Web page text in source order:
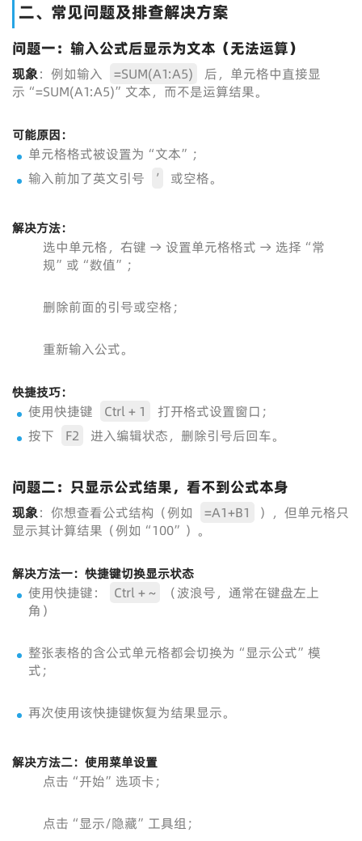
二、常见问题及排查解决方案
问题一：输入公式后显示为文本（无法运算）
现象：例如输入 =SUM(A1:A5)
后，单元格中直接显
示“=SUM(A1:A5)”文本，而不是运算结果。
可能原因：
单元格格式被设置为“文本”；
输入前加了英文引号
’ 或空格。
解决方法：
选中单元格，右键 → 设置单元格格式 → 选择“常
规”或“数值”；
删除前面的引号或空格；
重新输入公式。
快捷技巧：
使用快捷键 Ctrl + 1
打开格式设置窗口；
按下
F2 进入编辑状态，删除引号后回车。
问题二：只显示公式结果，看不到公式本身
现象：你想查看公式结构（例如 =A1+B1
），但单元格只
显示其计算结果（例如“100”）。
解决方法一：快捷键切换显示状态
使用快捷键： Ctrl + ~
（波浪号，通常在键盘左上
角）
整张表格的含公式单元格都会切换为“显示公式”模
式；
再次使用该快捷键恢复为结果显示。
解决方法二：使用菜单设置
点击“开始”选项卡；
点击“显示/隐藏”工具组；